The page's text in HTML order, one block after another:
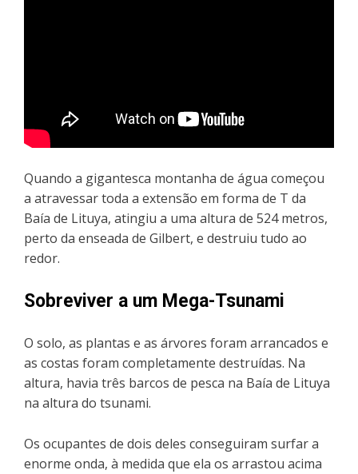
Quando a gigantesca montanha de água começou
a atravessar toda a extensão em forma de T da
Baía de Lituya, atingiu a uma altura de 524 metros,
perto da enseada de Gilbert, e destruiu tudo ao
redor.
Sobreviver a um Mega-Tsunami
O solo, as plantas e as árvores foram arrancados e
as costas foram completamente destruídas. Na
altura, havia três barcos de pesca na Baía de Lituya
na altura do tsunami.
Os ocupantes de dois deles conseguiram surfar a
enorme onda, à medida que ela os arrastou acima